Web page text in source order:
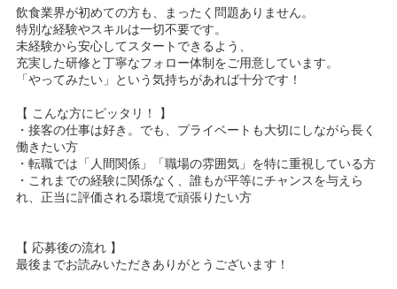
飲食業界が初めての方も、まったく問題ありません。
特別な経験やスキルは一切不要です。
未経験から安心してスタートできるよう、
充実した研修と丁寧なフォロー体制をご用意しています。
「やってみたい」という気持ちがあれば十分です！
【 こんな方にピッタリ！ 】
・接客の仕事は好き。でも、プライベートも大切にしながら長く
働きたい方
・転職では「人間関係」「職場の雰囲気」を特に重視している方
・これまでの経験に関係なく、誰もが平等にチャンスを与えら
れ、正当に評価される環境で頑張りたい方
【 応募後の流れ 】
最後までお読みいただきありがとうございます！